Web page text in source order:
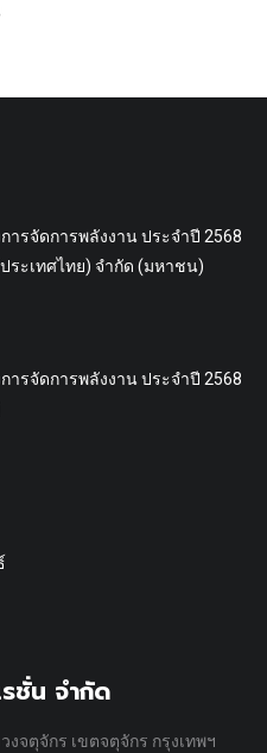
ารจัดการพลังงาน ประจำปี 2568
ระเทศไทย) จำกัด (มหาชน)
ารจัดการพลังงาน ประจำปี 2568
ชั่น จำกัด
จตุจักร เขตจตุจักร กรุงเทพฯ